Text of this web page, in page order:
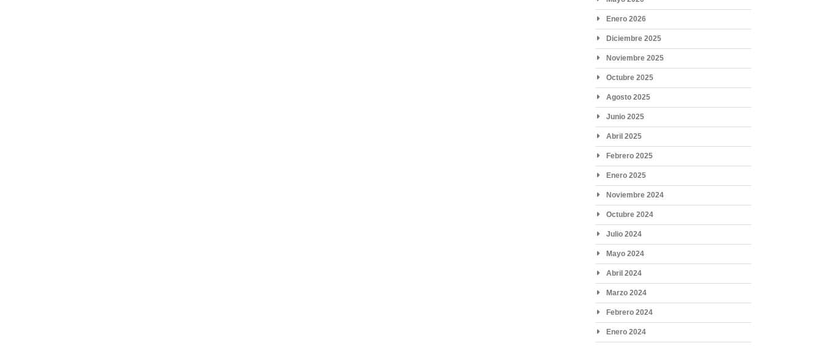
Enero 2026
Diciembre 2025
Noviembre 2025
Octubre 2025
Agosto 2025
Junio 2025
Abril 2025
Febrero 2025
Enero 2025
Noviembre 2024
Octubre 2024
Julio 2024
Mayo 2024
Abril 2024
Marzo 2024
Febrero 2024
Enero 2024